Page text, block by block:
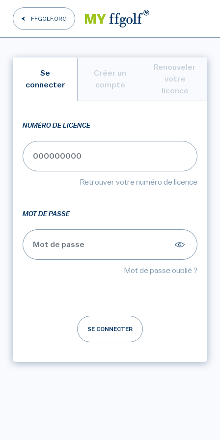
FFGOLF.ORG
Se
connecter
Créer un
compte
Renouveler
votre
licence
NUMÉRO DE LICENCE
Retrouver votre numéro de licence
MOT DE PASSE
Mot de passe oublié ?
SE CONNECTER